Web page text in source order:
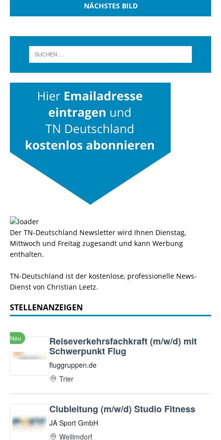
NÄCHSTES BILD
Der TN-Deutschland Newsletter wird Ihnen Dienstag,
Mittwoch und Freitag zugesandt und kann Werbung
enthalten.
TN-Deutschland ist der kostenlose, professionelle News-
Dienst von Christian Leetz.
STELLENANZEIGEN